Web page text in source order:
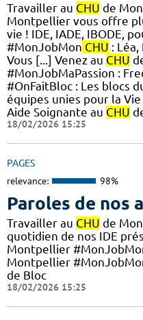
Travailler au CHU de
Montpellier vous offre
vie ! IDE, IADE, IBODE,
#MonJobMon CHU :
Vous [...] Venez au CHU
#MonJobMaPassion :
#OnFaitBloc : Les blocs
équipes unies pour la
Aide Soignante au CHU
18/02/2026 15:25
PAGES
relevance: 98%
Paroles de nos
Travailler au CHU de
quotidien de nos IDE
Montpellier
Montpellier
de Bloc
18/02/2026 15:25